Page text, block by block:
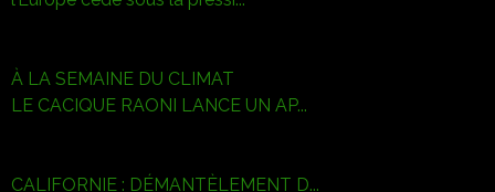
À LA SEMAINE DU CLIMAT
LE CACIQUE RAONI LANCE UN AP...
CALIFORNIE : DÉMANTÈLEMENT D...